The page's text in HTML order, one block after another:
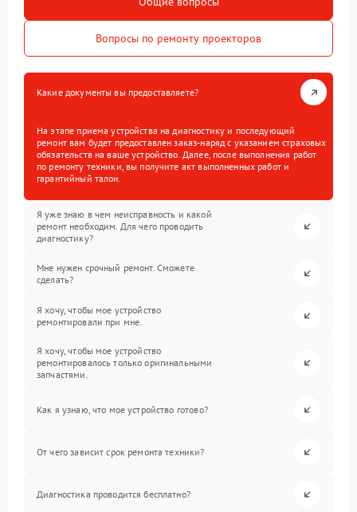
Вопросы по ремонту проекторов
Какие документы вы предоставляете?
На этапе приема устройства на диагностику и последующий
ремонт вам будет предоставлен заказ-наряд с указанием страховых
обязательств на ваше устройство. Далее, после выполнения работ
по ремонту техники, вы получите акт выполненных работ и
гарантийный талон.
Я уже знаю в чем неисправность и какой
ремонт необходим. Для чего проводить
диагностику?
Мне нужен срочный ремонт. Сможете
сделать?
Я хочу, чтобы мое устройство
ремонтировали при мне.
Я хочу, чтобы мое устройство
ремонтировалось только оригинальными
запчастями.
Как я узнаю, что мое устройство готово?
От чего зависит срок ремонта техники?
Диагностика проводится бесплатно?